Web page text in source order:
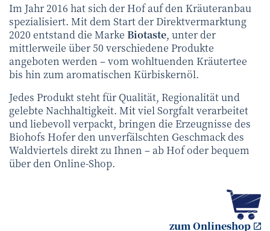
Im Jahr 2016 hat sich der Hof auf den Kräuteranbau
spezialisiert. Mit dem Start der Direktvermarktung
2020 entstand die Marke Biotaste, unter der
mittlerweile über 50 verschiedene Produkte
angeboten werden – vom wohltuenden Kräutertee
bis hin zum aromatischen Kürbiskernöl.
Jedes Produkt steht für Qualität, Regionalität und
gelebte Nachhaltigkeit. Mit viel Sorgfalt verarbeitet
und liebevoll verpackt, bringen die Erzeugnisse des
Biohofs Hofer den unverfälschten Geschmack des
Waldviertels direkt zu Ihnen – ab Hof oder bequem
über den Online-Shop.
zum Onlineshop